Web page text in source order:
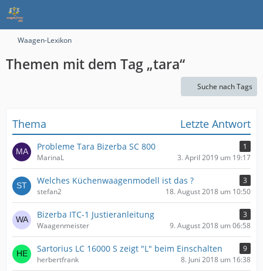
Waagen-Lexikon
Themen mit dem Tag „tara“
Suche nach Tags
Thema Letzte Antwort
Probleme Tara Bizerba SC 800
1
MarinaL
3. April 2019 um 19:17
Welches Küchenwaagenmodell ist das ?
3
stefan2
18. August 2018 um 10:50
Bizerba ITC-1 Justieranleitung
3
Waagenmeister
9. August 2018 um 06:58
Sartorius LC 16000 S zeigt "L" beim Einschalten
9
herbertfrank
8. Juni 2018 um 16:38